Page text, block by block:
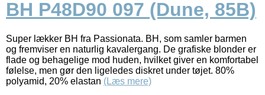
BH P48D90 097 (Dune, 85B)
Super lækker BH fra Passionata. BH, som samler barmen
og fremviser en naturlig kavalergang. De grafiske blonder er
flade og behagelige mod huden, hvilket giver en komfortabel
følelse, men gør den ligeledes diskret under tøjet. 80%
polyamid, 20% elastan (Læs mere)